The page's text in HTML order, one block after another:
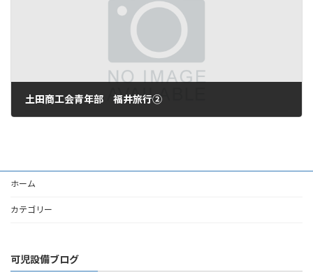
土田商工会青年部 福井旅行②
ホーム
カテゴリー
可児設備ブログ